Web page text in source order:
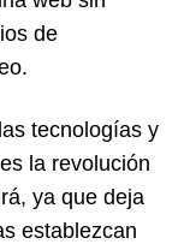
de
tecnologías y
la revolución
ya que deja
establezcan